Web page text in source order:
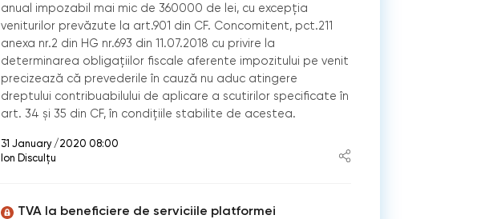
anual impozabil mai mic de 360000 de lei, cu excepţia
veniturilor prevăzute la art.901 din CF. Concomitent, pct.211
anexa nr.2 din HG nr.693 din 11.07.2018 cu privire la
determinarea obligațiilor fiscale aferente impozitului pe venit
precizează că prevederile în cauză nu aduc atingere
dreptului contribuabilului de aplicare a scutirilor specificate în
art. 34 și 35 din CF, în condițiile stabilite de acestea.
31 January /2020 08:00
Ion Disculțu
TVA la beneficiere de serviciile platformei